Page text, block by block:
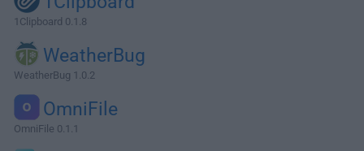
1Clipboard 0.1.8
WeatherBug
WeatherBug 1.0.2
OmniFile
OmniFile 0.1.1